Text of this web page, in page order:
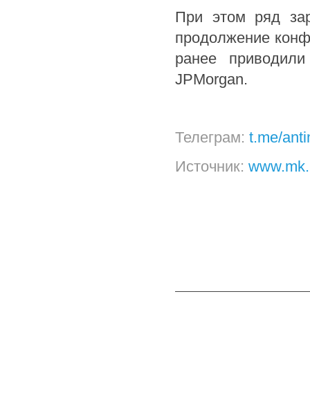
При этом ряд
продолжение
ранее
JPMorgan.
Телеграм: t.me/
Источник: